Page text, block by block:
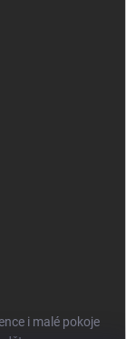
i malé pokoje